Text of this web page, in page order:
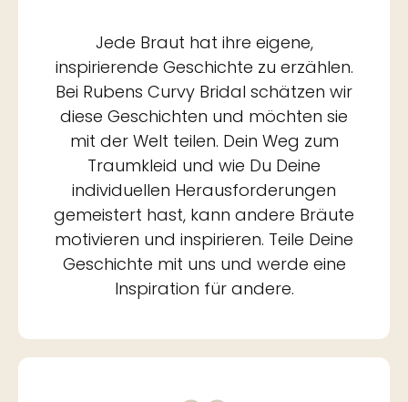
Jede Braut hat ihre eigene,
inspirierende Geschichte zu erzählen.
Bei Rubens Curvy Bridal schätzen wir
diese Geschichten und möchten sie
mit der Welt teilen. Dein Weg zum
Traumkleid und wie Du Deine
individuellen Herausforderungen
gemeistert hast, kann andere Bräute
motivieren und inspirieren. Teile Deine
Geschichte mit uns und werde eine
Inspiration für andere.